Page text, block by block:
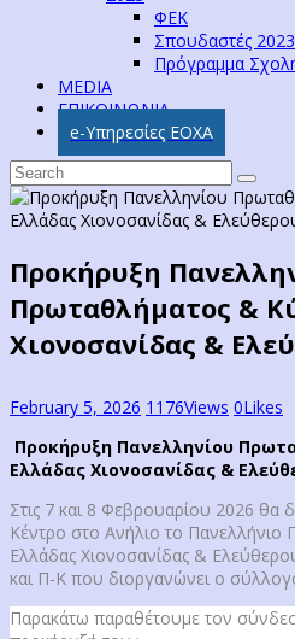
ΦΕΚ
Σπουδαστές 2023
Πρόγραμμα
MEDIA
ΕΠΙΚΟΙΝΩΝΙΑ
e-Υπηρεσίες ΕΟΧΑ
Προκήρυξη
Πρωταθλήματος &
Χιονοσανίδας &
February 5, 2026 1176Views 0Likes
Προκήρυξη Πανελληνίου
Ελλάδας Χιονοσανίδας &
Στις 7 και 8 Φεβρουαρίου 2026 θα
Κέντρο στο Ανήλιο το
Ελλάδας Χιονοσανίδας &
και Π-Κ που διοργανώνει ο
Παρακάτω παραθέτουμε τον